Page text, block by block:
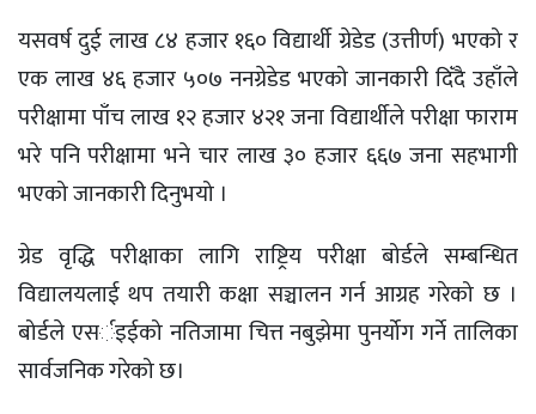
यसवर्ष दुई लाख ८४ हजार १६० विद्यार्थी ग्रेडेड (उत्तीर्ण) भएको र
एक लाख ४६ हजार ५०७ ननग्रेडेड भएको जानकारी दिँदै उहाँले
परीक्षामा पाँच लाख १२ हजार ४२१ जना विद्यार्थीले परीक्षा फाराम
भरे पनि परीक्षामा भने चार लाख ३० हजार ६६७ जना सहभागी
भएको जानकारी दिनुभयो ।
ग्रेड वृद्धि परीक्षाका लागि राष्ट्रिय परीक्षा बोर्डले सम्बन्धित
विद्यालयलाई थप तयारी कक्षा सञ्चालन गर्न आग्रह गरेको छ ।
बोर्डले एसर्इईको नतिजामा चित्त नबुझेमा पुनर्योग गर्ने तालिका
सार्वजनिक गरेको छ।